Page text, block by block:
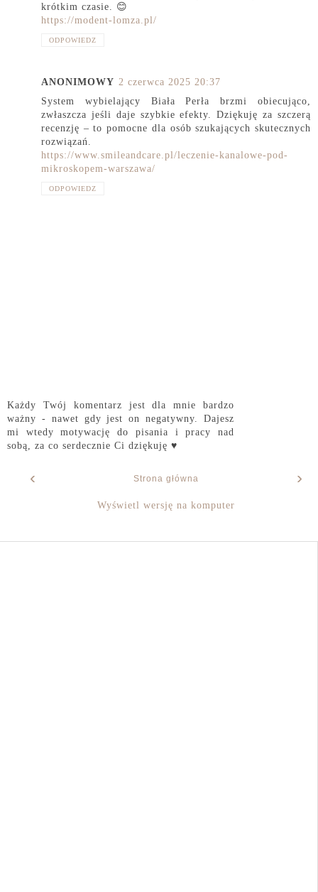
krótkim czasie. 😊
https://modent-lomza.pl/
ODPOWIEDZ
ANONIMOWY 2 czerwca 2025 20:37
System wybielający Biała Perła brzmi obiecująco,
zwłaszcza jeśli daje szybkie efekty. Dziękuję za szczerą
recenzję – to pomocne dla osób szukających skutecznych
rozwiązań.
https://www.smileandcare.pl/leczenie-kanalowe-pod-
mikroskopem-warszawa/
ODPOWIEDZ
Każdy Twój komentarz jest dla mnie bardzo
ważny - nawet gdy jest on negatywny. Dajesz
mi wtedy motywację do pisania i pracy nad
sobą, za co serdecznie Ci dziękuję ♥
‹ ›
Strona główna
Wyświetl wersję na komputer